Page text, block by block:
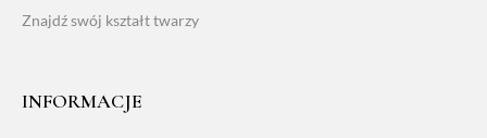
Znajdź swój kształt twarzy
INFORMACJE